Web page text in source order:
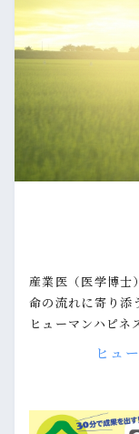
産業医（医学博士
命の流れに寄り添
ヒューマンハピネ
ヒュ